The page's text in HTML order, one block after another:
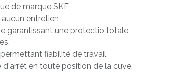
de marque SKF
entretien
garantissant une protectio totale
fiabilité de travail,
en toute position de la cuve.